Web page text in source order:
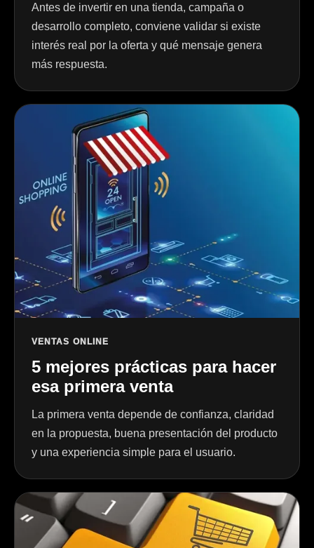
Antes de invertir en una tienda, campaña o
desarrollo completo, conviene validar si existe
interés real por la oferta y qué mensaje genera
más respuesta.
VENTAS ONLINE
5 mejores prácticas para hacer
esa primera venta
La primera venta depende de confianza, claridad
en la propuesta, buena presentación del producto
y una experiencia simple para el usuario.